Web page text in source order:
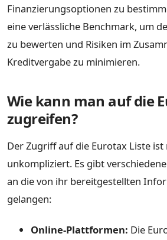
Finanzierungsoptionen zu
eine verlässliche Benchmark, um
zu bewerten und Risiken im
Kreditvergabe zu minimieren.
Wie kann man auf die
zugreifen?
Der Zugriff auf die Eurotax Liste ist
unkompliziert. Es gibt
an die von ihr bereitgestellten
gelangen:
Online-Plattformen: Die